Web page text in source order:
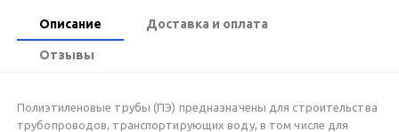
Описание Доставка и оплата
Отзывы
Полиэтиленовые трубы (ПЭ) предназначены для строительства
трубопроводов, транспортирующих воду, в том числе для